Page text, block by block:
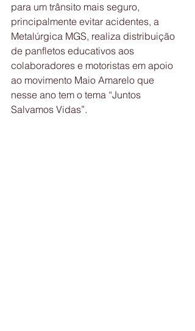
para um trânsito mais seguro,
principalmente evitar acidentes, a
Metalúrgica MGS, realiza distribuição
de panfletos educativos aos
colaboradores e motoristas em apoio
ao movimento Maio Amarelo que
nesse ano tem o tema “Juntos
Salvamos Vidas”.